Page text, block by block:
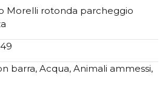
Morelli rotonda parcheggio
barra, Acqua, Animali ammessi,